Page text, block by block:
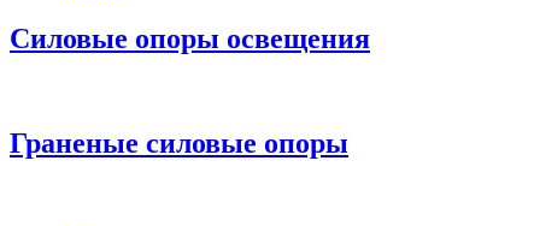
Силовые опоры освещения
Граненые силовые опоры